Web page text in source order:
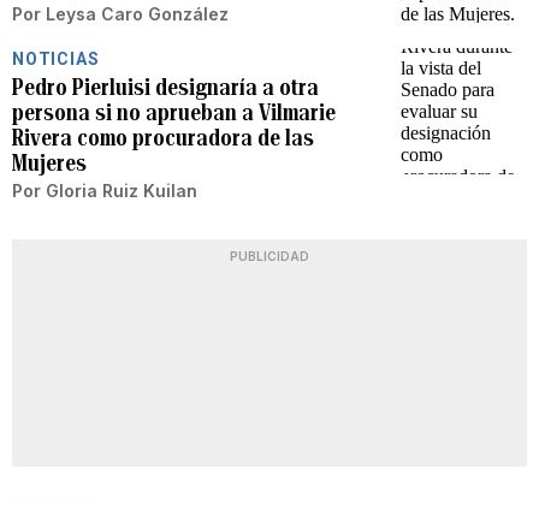
Por Leysa Caro González
NOTICIAS
Pedro Pierluisi designaría a otra
persona si no aprueban a Vilmarie
Rivera como procuradora de las
Mujeres
Por Gloria Ruiz Kuilan
PUBLICIDAD